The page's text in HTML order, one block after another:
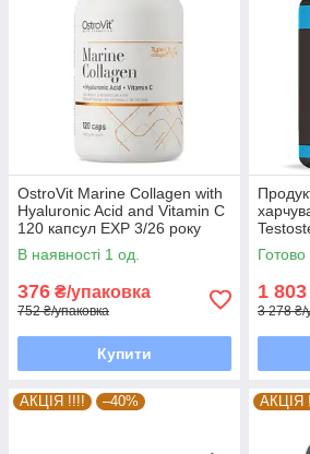
OstroVit Marine Collagen with
Hyaluronic Acid and Vitamin C
120 капсул EXP 3/26 року
включно
В наявності 1 од.
376 ₴/упаковка
752 ₴/упаковка
Купити
капсул
Готово
1 803
3 278 ₴/
АКЦІЯ !!!! –40% АКЦІЯ